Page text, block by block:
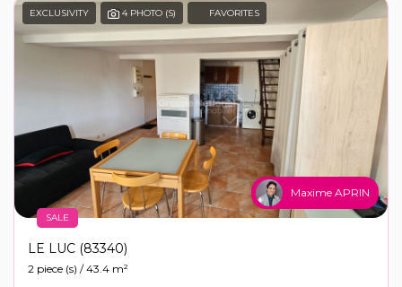
EXCLUSIVITY 4 PHOTO (S) FAVORITES
Maxime APRIN
SALE
LE LUC (83340)
2 piece (s) / 43.4 m²